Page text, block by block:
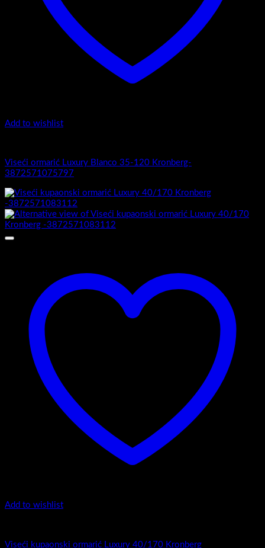
Add to wishlist
Viseći ormarić Luxury Blanco 35-120 Kronberg-
3872571075797
Add to wishlist
Viseći kupaonski ormarić Luxury 40/170 Kronberg